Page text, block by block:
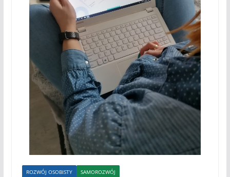
ROZWÓJ OSOBISTY SAMOROZWÓJ